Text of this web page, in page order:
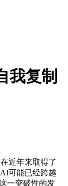
我复制
近年来取得了
可能已经跨越
一突破性的发